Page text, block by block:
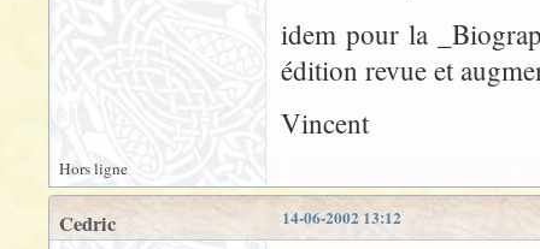
idem pour la
édition revue et
Vincent
Hors ligne
14-06-2002 13:12
Cedric